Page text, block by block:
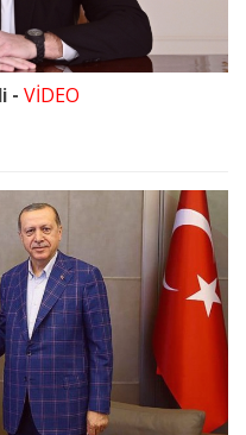
- VİDEO